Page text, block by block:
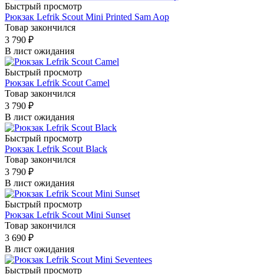
Быстрый просмотр
Рюкзак Lefrik Scout Mini Printed Sam Aop
Товар закончился
3 790 ₽
В лист ожидания
Быстрый просмотр
Рюкзак Lefrik Scout Camel
Товар закончился
3 790 ₽
В лист ожидания
Быстрый просмотр
Рюкзак Lefrik Scout Black
Товар закончился
3 790 ₽
В лист ожидания
Быстрый просмотр
Рюкзак Lefrik Scout Mini Sunset
Товар закончился
3 690 ₽
В лист ожидания
Быстрый просмотр